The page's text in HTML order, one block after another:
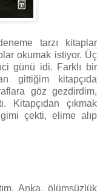
tarzı kitaplar
okumak istiyor. Üç
günü idi. Farklı bir
gittiğim kitapçıda
göz gezdirdim,
Kitapçıdan çıkmak
çekti, elime alıp
Anka, ölümsüzlük